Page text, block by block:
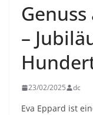
–
23/02/2025 dc
Eva Eppard ist